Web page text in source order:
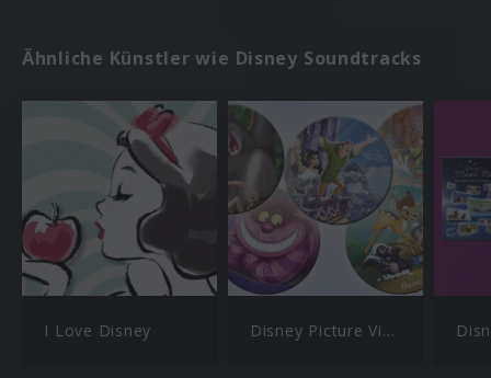
Ähnliche Künstler wie Disney Soundtracks
I Love Disney Disney Picture Vinyl